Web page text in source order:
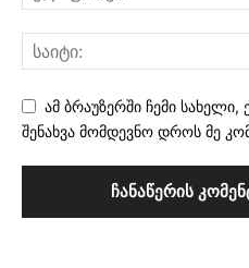
ამ ბრაუზერში ჩემი
შენახვა მომდევნო დროს მე